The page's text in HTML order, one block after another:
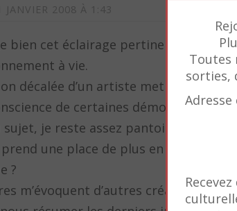
JANVIER 2008 À 1:43
bien cet éclairage pertinent sur cet
à vie.
décalée d’un artiste met utilement
de certaines démocraties. La
je reste assez pantois. N’est-il
une place de plus en plus
?
m’évoquent d’autres créations
Toutes
sorties,